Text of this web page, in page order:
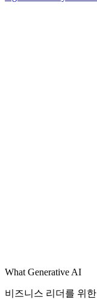
What Generative AI
비즈니스 리더를 위한